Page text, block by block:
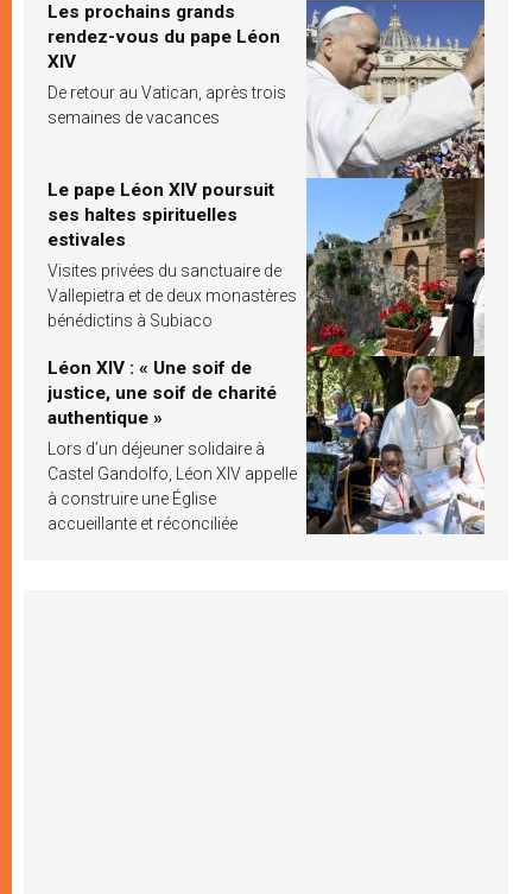
Les prochains grands
rendez-vous du pape Léon
XIV
De retour au Vatican, après trois
semaines de vacances
Le pape Léon XIV poursuit
ses haltes spirituelles
estivales
Visites privées du sanctuaire de
Vallepietra et de deux monastères
bénédictins à Subiaco
Léon XIV : « Une soif de
justice, une soif de charité
authentique »
Lors d’un déjeuner solidaire à
Castel Gandolfo, Léon XIV appelle
à construire une Église
accueillante et réconciliée